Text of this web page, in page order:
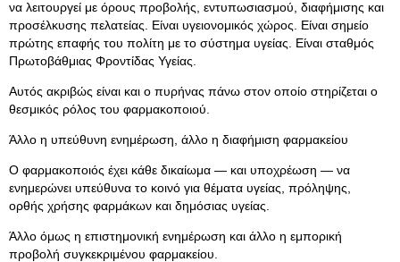
να λειτουργεί με όρους προβολής, εντυπωσιασμού, διαφήμισης και
προσέλκυσης πελατείας. Είναι υγειονομικός χώρος. Είναι σημείο
πρώτης επαφής του πολίτη με το σύστημα υγείας. Είναι σταθμός
Πρωτοβάθμιας Φροντίδας Υγείας.
Αυτός ακριβώς είναι και ο πυρήνας πάνω στον οποίο στηρίζεται ο
θεσμικός ρόλος του φαρμακοποιού.
Άλλο η υπεύθυνη ενημέρωση, άλλο η διαφήμιση φαρμακείου
Ο φαρμακοποιός έχει κάθε δικαίωμα — και υποχρέωση — να
ενημερώνει υπεύθυνα το κοινό για θέματα υγείας, πρόληψης,
ορθής χρήσης φαρμάκων και δημόσιας υγείας.
Άλλο όμως η επιστημονική ενημέρωση και άλλο η εμπορική
προβολή συγκεκριμένου φαρμακείου.